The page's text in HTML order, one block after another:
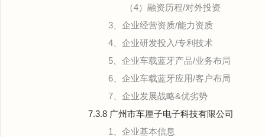
（4）融资历程/对外投资
3、企业经营资质/能力资质
4、企业研发投入/专利技术
5、企业车载蓝牙产品/业务布局
6、企业车载蓝牙应用/客户布局
7、企业发展战略&优劣势
7.3.8 广州市车厘子电子科技有限公司
1、企业基本信息